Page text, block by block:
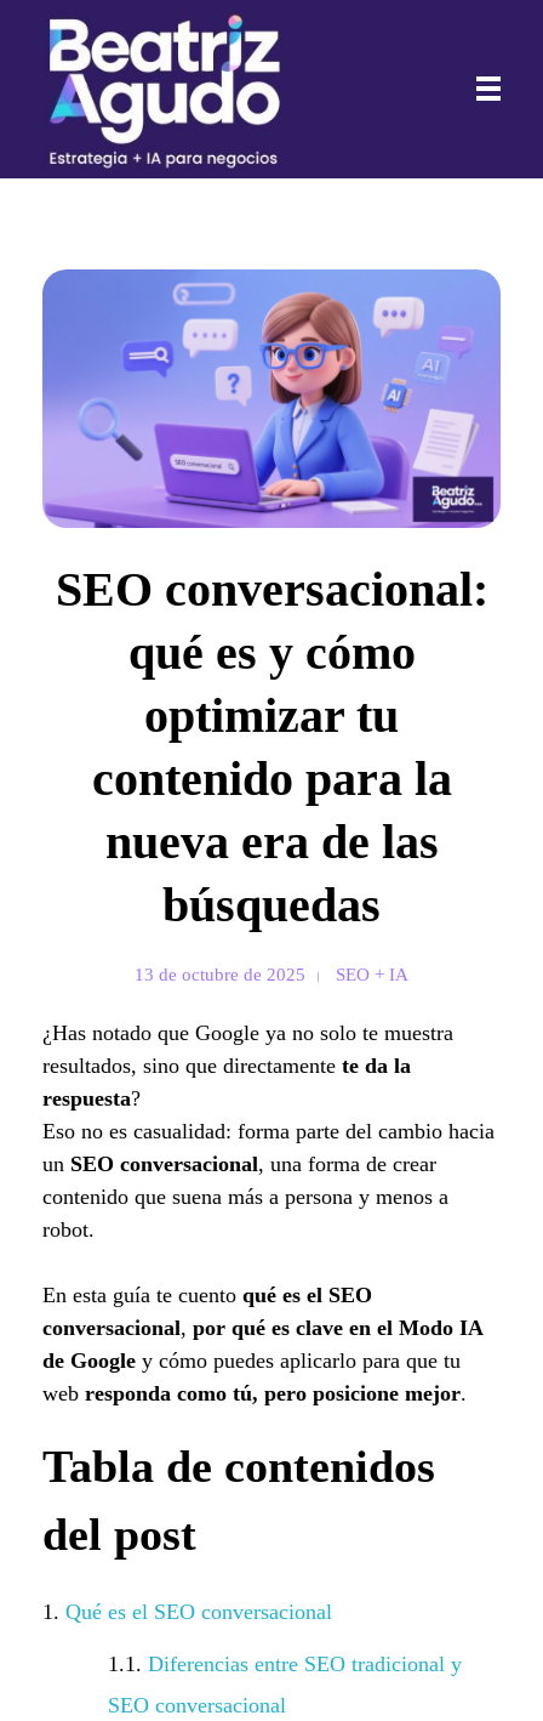
Beatriz Agudo - Consultora de Marketing Digital con IA para negocios
Consultora de Marketing Digital con IA para negocios
SEO conversacional:
qué es y cómo
optimizar tu
contenido para la
nueva era de las
búsquedas
13 de octubre de 2025 SEO + IA
¿Has notado que Google ya no solo te muestra
resultados, sino que directamente te da la
respuesta?
Eso no es casualidad: forma parte del cambio hacia
un SEO conversacional, una forma de crear
contenido que suena más a persona y menos a
robot.
En esta guía te cuento qué es el SEO
conversacional, por qué es clave en el Modo IA
de Google y cómo puedes aplicarlo para que tu
web responda como tú, pero posicione mejor.
Tabla de contenidos
del post
Qué es el SEO conversacional
Diferencias entre SEO tradicional y
SEO conversacional